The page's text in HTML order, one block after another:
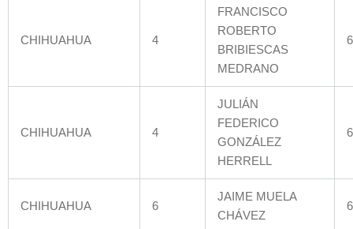
CHIHUAHUA 4
FRANCISCO
ROBERTO
BRIBIESCAS
MEDRANO
CHIHUAHUA 4
JULIÁN
FEDERICO
GONZÁLEZ
HERRELL
CHIHUAHUA 6
JAIME MUELA
CHÁVEZ